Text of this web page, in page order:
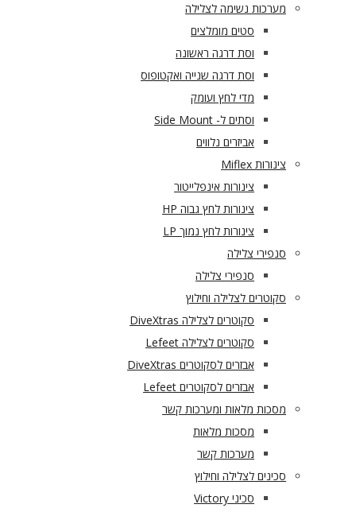
מערכות נשימה לצלילה
סטים מומלצים
וסת דרגה ראשונה
וסת דרגה שנייה ואקטופוס
מדי לחץ ועומק
וסתים ל- Side Mount
אביזרים נלווים
צינורות Miflex
צינורות אינפלייטור
צינורות לחץ גבוה HP
צינורות לחץ נמוך LP
סנפירי צלילה
סנפירי צלילה
סקוטרים לצלילה וחילוץ
סקוטרים לצלילה DiveXtras
סקוטרים לצלילה Lefeet
אבזרים לסקוטרים DiveXtras
אבזרים לסקוטרים Lefeet
מסכות מלאות ומערכות קשר
מסכות מלאות
מערכות קשר
סכינים לצלילה וחילוץ
סכיני Victory